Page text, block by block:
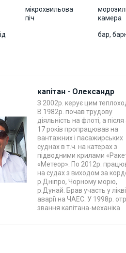
мікрохвильова
піч
камера
бар,
капітан - Олександр
З 2002р. керує цим
В 1982р. почав трудову
діяльність на флоті, а після
17 років пропрацював на
вантажних і пасажирських
суднах в т.ч. на катерах з
підводними крилами
«Метеор». По 2012р.
на судах з виходом за
р.Дніпро, Чорному морю,
р.Дунай. Брав участь у
аварії на ЧАЕС. У 1998р.
звання капітана-механіка